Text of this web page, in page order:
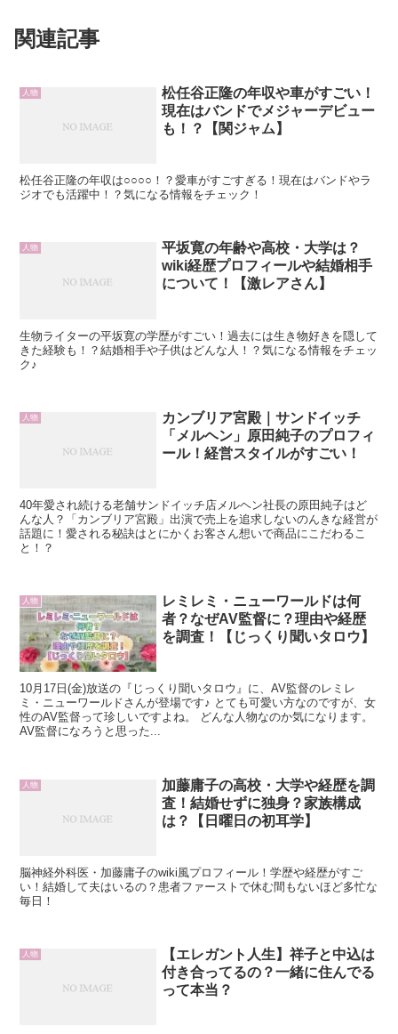
関連記事
人物
松任谷正隆の年収や車がすごい！
現在はバンドでメジャーデビュー
も！？【関ジャム】
松任谷正隆の年収は○○○○！？愛車がすごすぎる！現在はバンドやラ
ジオでも活躍中！？気になる情報をチェック！
人物
平坂寛の年齢や高校・大学は？
wiki経歴プロフィールや結婚相手
について！【激レアさん】
生物ライターの平坂寛の学歴がすごい！過去には生き物好きを隠して
きた経験も！？結婚相手や子供はどんな人！？気になる情報をチェッ
ク♪
人物
カンブリア宮殿｜サンドイッチ
「メルヘン」原田純子のプロフィ
ール！経営スタイルがすごい！
40年愛され続ける老舗サンドイッチ店メルヘン社長の原田純子はど
んな人？「カンブリア宮殿」出演で売上を追求しないのんきな経営が
話題に！愛される秘訣はとにかくお客さん想いで商品にこだわるこ
と！？
人物
レミレミ・ニューワールドは何
者？なぜAV監督に？理由や経歴
を調査！【じっくり聞いタロウ】
10月17日(金)放送の『じっくり聞いタロウ』に、AV監督のレミレ
ミ・ニューワールドさんが登場です♪ とても可愛い方なのですが、女
性のAV監督って珍しいですよね。 どんな人物なのか気になります。
AV監督になろうと思った...
人物
加藤庸子の高校・大学や経歴を調
査！結婚せずに独身？家族構成
は？【日曜日の初耳学】
脳神経外科医・加藤庸子のwiki風プロフィール！学歴や経歴がすご
い！結婚して夫はいるの？患者ファーストで休む間もないほど多忙な
毎日！
人物
【エレガント人生】祥子と中込は
付き合ってるの？一緒に住んでる
って本当？